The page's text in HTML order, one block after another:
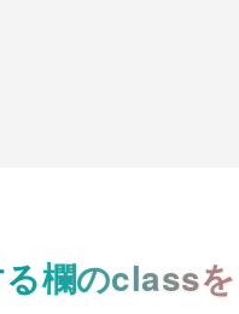
欄のclassを